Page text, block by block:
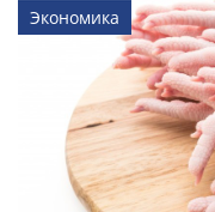
Экономика